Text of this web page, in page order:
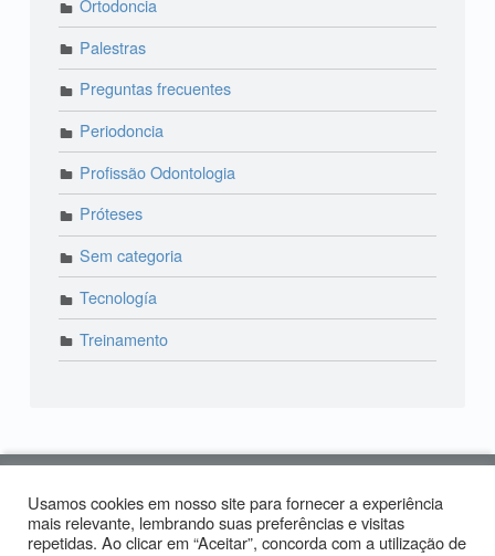
Ortodoncia
Palestras
Preguntas frecuentes
Periodoncia
Profissão Odontologia
Próteses
Sem categoria
Tecnología
Treinamento
© 2018 Lira Odonto | Paraíso: (11) 3373-4444 | Alto
de Pinheiros: (11) 2574-0958 | Produzido por:Tiago
Carvalho
Usamos cookies em nosso site para fornecer a experiência
mais relevante, lembrando suas preferências e visitas
repetidas. Ao clicar em “Aceitar”, concorda com a utilização de